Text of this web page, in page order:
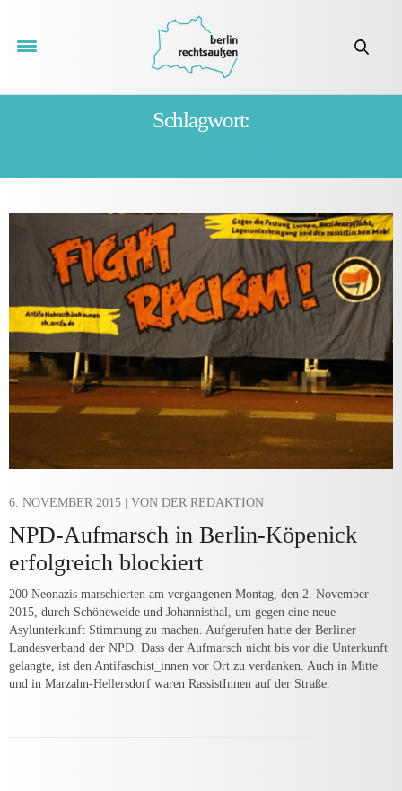
Schlagwort:
6. NOVEMBER 2015 | VON DER REDAKTION
NPD-Aufmarsch in Berlin-Köpenick
erfolgreich blockiert
200 Neonazis marschierten am vergangenen Montag, den 2. November
2015, durch Schöneweide und Johannisthal, um gegen eine neue
Asylunterkunft Stimmung zu machen. Aufgerufen hatte der Berliner
Landesverband der NPD. Dass der Aufmarsch nicht bis vor die Unterkunft
gelangte, ist den Antifaschist_innen vor Ort zu verdanken. Auch in Mitte
und in Marzahn-Hellersdorf waren RassistInnen auf der Straße.